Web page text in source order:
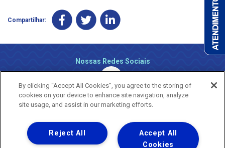
Compartilhar:
Nossas Redes Sociais
Uma empresa
Copyright ® 2026 - Todos os Direitos Reservados.
By clicking “Accept All Cookies”, you agree to the storing of
cookies on your device to enhance site navigation, analyze
site usage, and assist in our marketing efforts.
Accept All
Cookies
Reject All